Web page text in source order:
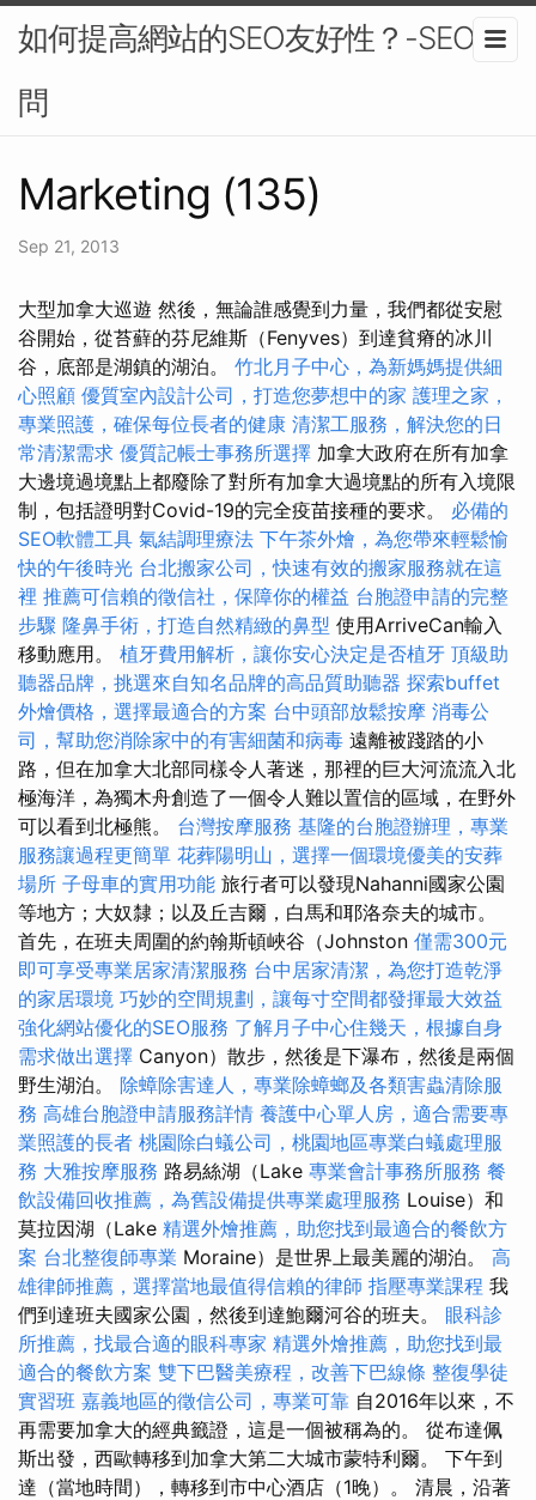
如何提高網站的SEO友好性？-SEO顧
問
Marketing (135)
Sep 21, 2013
大型加拿大巡遊 然後，無論誰感覺到力量，我們都從安慰
谷開始，從苔蘚的芬尼維斯（Fenyves）到達貧瘠的冰川
谷，底部是湖鎮的湖泊。 竹北月子中心，為新媽媽提供細
心照顧 優質室內設計公司，打造您夢想中的家 護理之家，
專業照護，確保每位長者的健康 清潔工服務，解決您的日
常清潔需求 優質記帳士事務所選擇 加拿大政府在所有加拿
大邊境過境點上都廢除了對所有加拿大過境點的所有入境限
制，包括證明對Covid-19的完全疫苗接種的要求。 必備的
SEO軟體工具 氣結調理療法 下午茶外燴，為您帶來輕鬆愉
快的午後時光 台北搬家公司，快速有效的搬家服務就在這
裡 推薦可信賴的徵信社，保障你的權益 台胞證申請的完整
步驟 隆鼻手術，打造自然精緻的鼻型 使用ArriveCan輸入
移動應用。 植牙費用解析，讓你安心決定是否植牙 頂級助
聽器品牌，挑選來自知名品牌的高品質助聽器 探索buffet
外燴價格，選擇最適合的方案 台中頭部放鬆按摩 消毒公
司，幫助您消除家中的有害細菌和病毒 遠離被踐踏的小
路，但在加拿大北部同樣令人著迷，那裡的巨大河流流入北
極海洋，為獨木舟創造了一個令人難以置信的區域，在野外
可以看到北極熊。 台灣按摩服務 基隆的台胞證辦理，專業
服務讓過程更簡單 花葬陽明山，選擇一個環境優美的安葬
場所 子母車的實用功能 旅行者可以發現Nahanni國家公園
等地方；大奴隸；以及丘吉爾，白馬和耶洛奈夫的城市。
首先，在班夫周圍的約翰斯頓峽谷（Johnston 僅需300元
即可享受專業居家清潔服務 台中居家清潔，為您打造乾淨
的家居環境 巧妙的空間規劃，讓每寸空間都發揮最大效益
強化網站優化的SEO服務 了解月子中心住幾天，根據自身
需求做出選擇 Canyon）散步，然後是下瀑布，然後是兩個
野生湖泊。 除蟑除害達人，專業除蟑螂及各類害蟲清除服
務 高雄台胞證申請服務詳情 養護中心單人房，適合需要專
業照護的長者 桃園除白蟻公司，桃園地區專業白蟻處理服
務 大雅按摩服務 路易絲湖（Lake 專業會計事務所服務 餐
飲設備回收推薦，為舊設備提供專業處理服務 Louise）和
莫拉因湖（Lake 精選外燴推薦，助您找到最適合的餐飲方
案 台北整復師專業 Moraine）是世界上最美麗的湖泊。 高
雄律師推薦，選擇當地最值得信賴的律師 指壓專業課程 我
們到達班夫國家公園，然後到達鮑爾河谷的班夫。 眼科診
所推薦，找最合適的眼科專家 精選外燴推薦，助您找到最
適合的餐飲方案 雙下巴醫美療程，改善下巴線條 整復學徒
實習班 嘉義地區的徵信公司，專業可靠 自2016年以來，不
再需要加拿大的經典籤證，這是一個被稱為的。 從布達佩
斯出發，西歐轉移到加拿大第二大城市蒙特利爾。 下午到
達（當地時間），轉移到市中心酒店（1晚）。 清晨，沿著